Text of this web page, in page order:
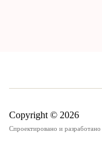
Copyright © 2026
Спроектировано и разработано